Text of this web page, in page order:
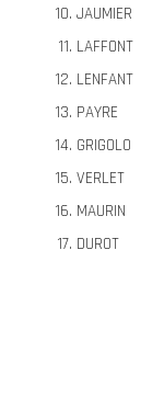
JAUMIER
LAFFONT
LENFANT
PAYRE
GRIGOLO
VERLET
MAURIN
DUROT